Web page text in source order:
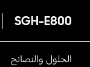
SGH-E800
الحلول والنصائح